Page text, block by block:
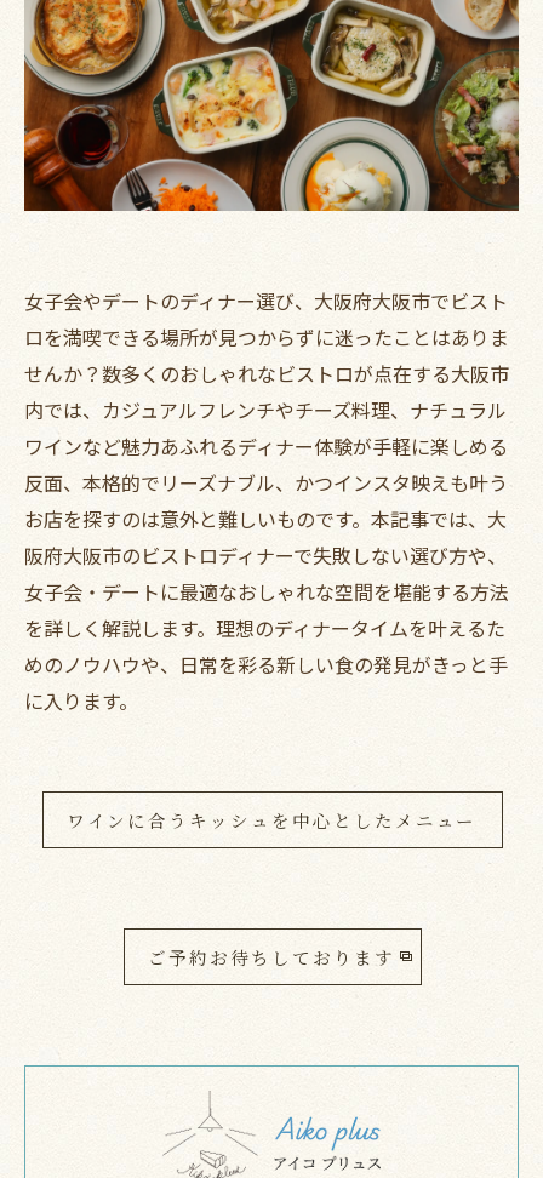
女子会やデートのディナー選び、大阪府大阪市でビスト
ロを満喫できる場所が見つからずに迷ったことはありま
せんか？数多くのおしゃれなビストロが点在する大阪市
内では、カジュアルフレンチやチーズ料理、ナチュラル
ワインなど魅力あふれるディナー体験が手軽に楽しめる
反面、本格的でリーズナブル、かつインスタ映えも叶う
お店を探すのは意外と難しいものです。本記事では、大
阪府大阪市のビストロディナーで失敗しない選び方や、
女子会・デートに最適なおしゃれな空間を堪能する方法
を詳しく解説します。理想のディナータイムを叶えるた
めのノウハウや、日常を彩る新しい食の発見がきっと手
に入ります。
ワインに合うキッシュを中心としたメニュー
ご予約お待ちしております